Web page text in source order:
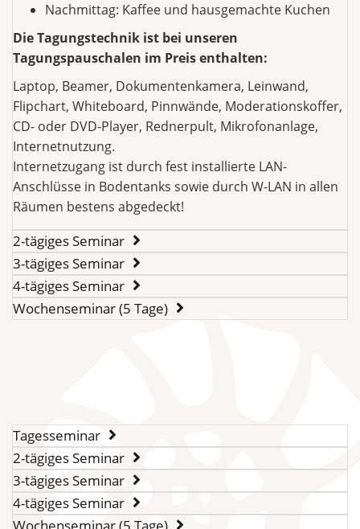
Nachmittag: Kaffee und hausgemachte Kuchen
Die Tagungstechnik ist bei unseren
Tagungspauschalen im Preis enthalten:
Laptop, Beamer, Dokumentenkamera, Leinwand,
Flipchart, Whiteboard, Pinnwände, Moderationskoffer,
CD- oder DVD-Player, Rednerpult, Mikrofonanlage,
Internetnutzung.
Internetzugang ist durch fest installierte LAN-
Anschlüsse in Bodentanks sowie durch W-LAN in allen
Räumen bestens abgedeckt!
2-tägiges Seminar
3-tägiges Seminar
4-tägiges Seminar
Wochenseminar (5 Tage)
Tagesseminar
2-tägiges Seminar
3-tägiges Seminar
4-tägiges Seminar